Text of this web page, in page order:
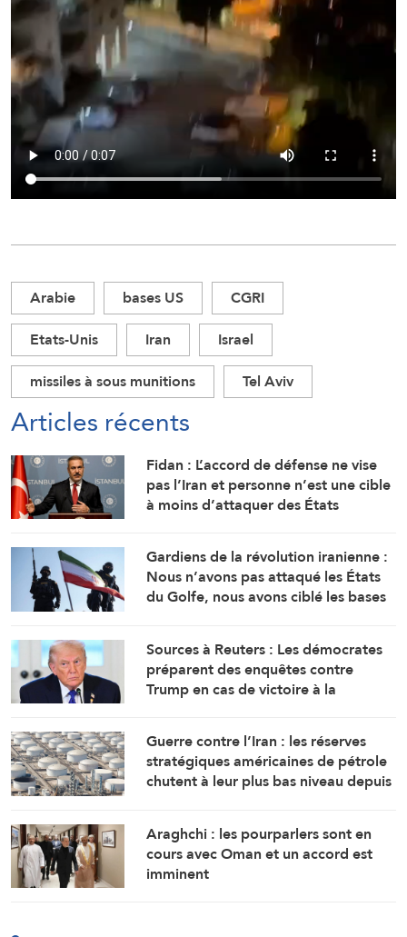
Arabie bases US
CGRI
Etats-Unis
Iran
Israel
missiles à sous munitions
Tel Aviv
Articles récents
Fidan : L’accord de défense ne vise
pas l’Iran et personne n’est une cible
à moins d’attaquer des États
Gardiens de la révolution iranienne :
Nous n’avons pas attaqué les États
du Golfe, nous avons ciblé les bases
Sources à Reuters : Les démocrates
préparent des enquêtes contre
Trump en cas de victoire à la
Guerre contre l’Iran : les réserves
stratégiques américaines de pétrole
chutent à leur plus bas niveau depuis
Araghchi : les pourparlers sont en
cours avec Oman et un accord est
imminent